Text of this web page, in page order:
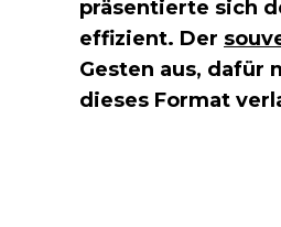
präsentierte sich
effizient. Der
Gesten aus, dafür
dieses Format